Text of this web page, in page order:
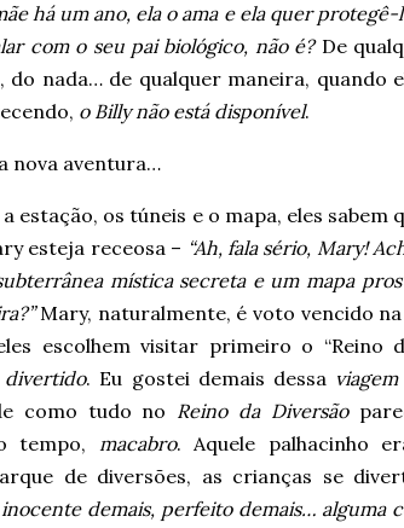
há um ano, ela o ama e ela quer
com o seu pai biológico, não é?De
do nada… de qualquer maneira, quando
o Billy não está disponível.
nova aventura…
estação, os túneis e o mapa, eles sabem
esteja receosa – “Ah, fala sério, Mary!
mística secreta e um mapa pros
Mary, naturalmente, é voto vencido
escolhem visitar primeiro o “Reino
. Eu gostei demais dessa viagem
como tudo no Reino da Diversão
tempo, macabro. Aquele palhacinho
de diversões, as crianças se
demais, perfeito demais… alguma